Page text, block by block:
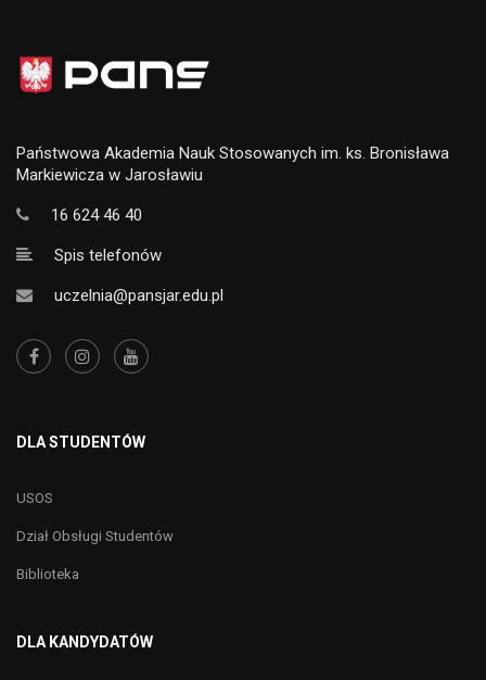
Państwowa Akademia Nauk Stosowanych im. ks. Bronisława
Markiewicza w Jarosławiu
16 624 46 40
Spis telefonów
uczelnia@pansjar.edu.pl
DLA STUDENTÓW
USOS
Dział Obsługi Studentów
Biblioteka
DLA KANDYDATÓW